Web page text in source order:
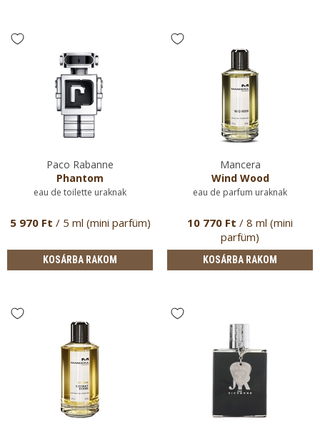
Paco Rabanne
Phantom
eau de toilette uraknak
5 970 Ft / 5 ml (mini parfüm)
KOSÁRBA RAKOM
Mancera
Wind Wood
eau de parfum uraknak
10 770 Ft / 8 ml (mini
parfüm)
KOSÁRBA RAKOM